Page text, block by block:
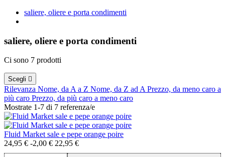
saliere, oliere e porta condimenti
saliere, oliere e porta condimenti
Ci sono 7 prodotti
Scegli 
Rilevanza Nome, da A a Z Nome, da Z ad APrezzo, da meno caro a
più caro Prezzo, da più caro a meno caro
Mostrate 1-7 di 7 referenza/e
Fluid Market sale e pepe orange poire
24,95 € -2,00 € 22,95 €